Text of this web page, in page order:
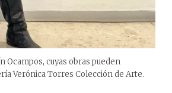
Ocampos, cuyas obras pueden
Verónica Torres Colección de Arte.